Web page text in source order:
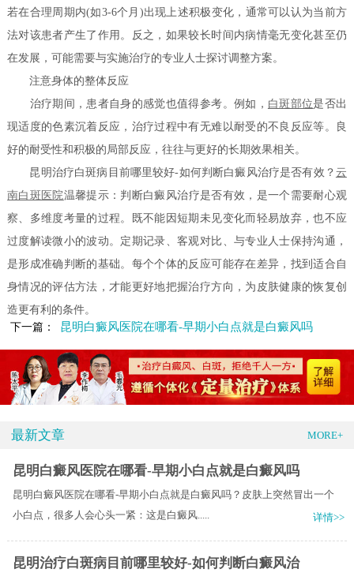
若在合理周期内(如3-6个月)出现上述积极变化，通常可以认为当前方
法对该患者产生了作用。反之，如果较长时间内病情毫无变化甚至仍
在发展，可能需要与实施治疗的专业人士探讨调整方案。
注意身体的整体反应
治疗期间，患者自身的感觉也值得参考。例如， 白斑部位是否出
现适度的色素沉着反应，治疗过程中有无难以耐受的不良反应等。良
好的耐受性和积极的局部反应，往往与更好的长期效果相关。
昆明治疗白斑病目前哪里较好-如何判断白癜风治疗是否有效？ 云
南白斑医院温馨提示：判断白癜风治疗是否有效，是一个需要耐心观
察、多维度考量的过程。既不能因短期未见变化而轻易放弃，也不应
过度解读微小的波动。定期记录、客观对比、与专业人士保持沟通，
是形成准确判断的基础。每个个体的反应可能存在差异，找到适合自
身情况的评估方法，才能更好地把握治疗方向，为皮肤健康的恢复创
造更有利的条件。
下一篇：
昆明白癜风医院在哪看-早期小白点就是白癜风吗
最新文章 MORE+
昆明白癜风医院在哪看-早期小白点就是白癜风吗
昆明白癜风医院在哪看-早期小白点就是白癜风吗？皮肤上突然冒出一个
小白点，很多人会心头一紧：这是白癜风.....
详情>>
昆明治疗白斑病目前哪里较好-如何判断白癜风治